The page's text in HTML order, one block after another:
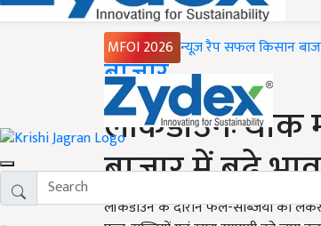
MFOI 2026 न्यूज़ रैपसफल किसान
Home
बाजार
लॉकडाउनः थोक
बाजार में बढ़े भाव
लॉकडाउन के दौरान फल-सब्जियों को